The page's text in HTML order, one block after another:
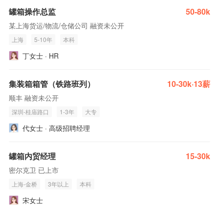
罐箱操作总监 50-80k
某上海货运/物流/仓储公司 融资未公开
上海 5-10年 本科
丁女士 · HR
集装箱箱管（铁路班列） 10-30k·13薪
顺丰 融资未公开
深圳-桂庙路口 1-3年 大专
代女士 · 高级招聘经理
罐箱内贸经理 15-30k
密尔克卫 已上市
上海-金桥 3年以上 本科
宋女士